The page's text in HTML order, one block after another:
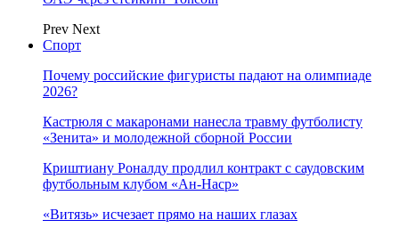
Prev Next
Спорт
Почему российские фигуристы падают на олимпиаде
2026?
Кастрюля с макаронами нанесла травму футболисту
«Зенита» и молодежной сборной России
Криштиану Роналду продлил контракт с саудовским
футбольным клубом «Ан-Наср»
«Витязь» исчезает прямо на наших глазах